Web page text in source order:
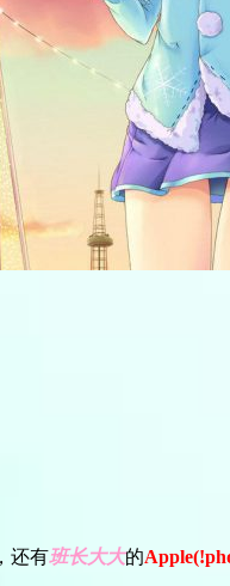
还有班长大大的